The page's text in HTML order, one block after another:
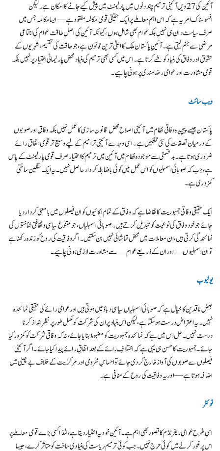
آئین کی 27ویں آئینی ترمیم چند دنوں میں پارلیمنٹ میں پیش کیے جانے کا امکان ہے۔ لیکن
افسوسناک امر یہ ہے کہ اس اہم معاملے پر ایک حقیقی قومی مکالمہ مفقود ہے — ایسا مکالمہ جس میں
صرف سیاست دان ہی نہیں بلکہ عوام بھی شامل ہوں، کیونکہ آئین کی اصل طاقت عوام کی اجتماعی
مرضی سے جنم لیتی ہے۔ آئینِ پاکستان ملک کا اعلیٰ ترین قانون ہے، جو طاقت کی تقسیم، شہریوں کے
حقوق اور وفاق کی بنیاد کو طے کرتا ہے۔ اس میں کسی بھی ترمیم کی بنیاد محض پارلیمانی اختیار پر نہیں بلکہ
قومی مشاورت اور عوامی رضامندی پر ہونی چاہیے۔
ویب سائٹ
پاکستان جیسے پیچیدہ وفاقی نظام میں آئینی اصلاح محض قانون سازی کا عمل نہیں بلکہ وفاق اور صوبوں
کے درمیان تعلقات کی نئی تشکیل ہے۔ اسی وجہ سے آئینی ترامیم کے لیے وسیع تر قومی اتفاق رائے
ضروری ہوتا ہے۔ بدقسمتی سے موجودہ نظام میں آئین میں ترمیم کا اختیار صرف قومی پارلیمنٹ کے پاس
ہے، جب کہ صوبائی اسمبلیوں کو اس عمل میں کوئی باضابطہ کردار حاصل نہیں۔ یہ ایک سنگین ساختی
کمزوری ہے۔
ایک حقیقی وفاقی جمہوریت کا تقاضا ہے کہ وفاق کے تمام اکائیوں کو ان فیصلوں میں بامعنی کردار دیا
جائے جو خود وفاق کی نوعیت کو تبدیل کرتے ہیں۔ صوبائی اسمبلیاں، جو متنوع سیاسی و ثقافتی شناختوں کی
نمائندگی کرتی ہیں، ان معاملات میں محض تماشائی نہیں بن سکتیں۔ اگر وفاقیت کی روح کو زندہ رکھنا ہے
تو ان اسمبلیوں — اور ان کے ذریعے عوام — سے مشاورت لازمی ہونی چاہیے۔
یوٹیوب
بعض ناقدین کا خیال ہے کہ صوبائی اسمبلیاں سیاسی دباؤ میں ہوتی ہیں اور عوامی رائے کی حقیقی نمائندہ
نہیں۔ یہ اعتراض درست ہوسکتا ہے، لیکن اس بنیاد پر ان کی شرکت کو مکمل طور پر نظرانداز کرنا
درست نہیں۔ حل اس میں ہے کہ نمائندہ جمہوریت کو مضبوط بنایا جائے، نہ کہ وفاقی شرکت کو کمزور کیا
جائے۔ جمہوریت کا حسن ہی یہی ہے کہ اختلافِ رائے کے بعد اتفاقِ رائے پیدا کیا جائے۔ اگر آئینی
فیصلوں سے صوبوں کی آواز خارج کر دی جائے تو احساسِ محرومی اور مرکزیت کے خلاف بے چینی میں
اضافہ ہوتا ہے — اور یہ وفاقیت کی روح کے منافی ہے۔
ٹوئٹر
اسی طرح عوامی ریفرنڈم کا تصور بھی اہم ہے۔ آئین خود یہ اختیار دیتا ہے، لہٰذا کسی بڑے قومی معاملے پر
اس پر غور کرنے میں کوئی حرج نہیں۔ جب کوئی ترمیم ریاست کی بنیادی ساخت کو متاثر کرے، جیسا